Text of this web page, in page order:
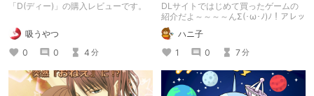
「D(ディー)」の購入レビューです。
吸うやつ
0
0 4 分
DLサイトではじめて買ったゲームの
紹介だよ～～～～んΣ(･ω･ﾉ)ﾉ！アレッ
ハニ子
1
0 7分